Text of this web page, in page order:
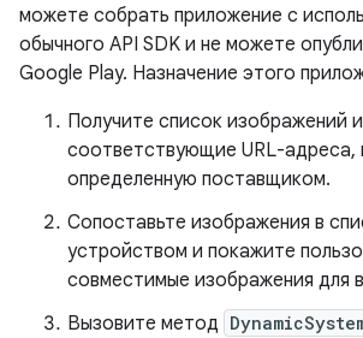
можете собрать приложение с
обычного API SDK и не можете
Google Play. Назначение этого
Получите список изображений и
соответствующие URL-адреса,
определенную поставщиком.
Сопоставьте изображения в
устройством и покажите
совместимые изображения для
Вызовите метод